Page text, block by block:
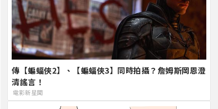
傳【蝙蝠俠2】、【蝙蝠俠3】同時拍攝？詹姆斯岡恩澄
清謠言！
電影新星聞